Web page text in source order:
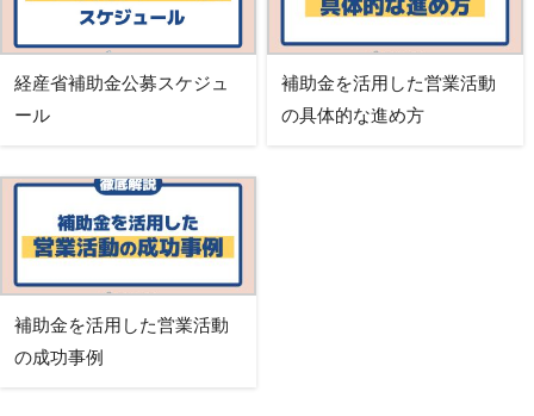
経産省補助金公募スケジュ
ール
補助金を活用した営業活動
の具体的な進め方
補助金を活用した営業活動
の成功事例